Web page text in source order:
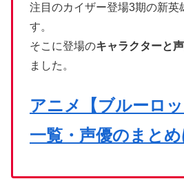
注目のカイザー登場3期の新英
す。
そこに登場のキャラクターと
ました。
アニメ【ブルーロ
一覧・声優のまと